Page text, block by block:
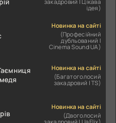
закадровий | Цікава
ідея)
Новинка на сайті
(Професійний
дубльований |
Cinema Sound UA)
Новинка на сайті
(Багатоголосий
закадровий | TS)
Новинка на сайті
(Двоголосий